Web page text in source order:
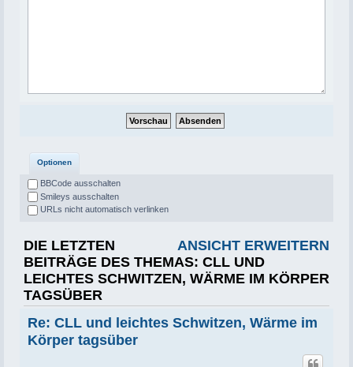
Optionen
BBCode ausschalten
Smileys ausschalten
URLs nicht automatisch verlinken
ANSICHT ERWEITERN
DIE LETZTEN
BEITRÄGE DES THEMAS: CLL UND
LEICHTES SCHWITZEN, WÄRME IM KÖRPER
TAGSÜBER
Re: CLL und leichtes Schwitzen, Wärme im
Körper tagsüber